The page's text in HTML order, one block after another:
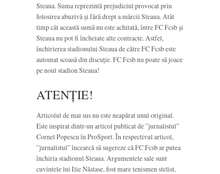
Steaua. Suma reprezintă prejudiciul provocat prin
folosirea abuzivă și fără drept a mărcii Steaua. Atât
timp cât această sumă nu este achitată, între FC Fcsb și
Steaua nu pot fi încheiate alte contracte. Astfel,
închirierea stadionului Steaua de către FC Fcsb este
automat scoasă din discuție. FC Fcsb nu poate să joace
pe noul stadion Steaua!
ATENȚIE!
Articolul de mai sus nu este neapărat unul original.
Este inspirat dintr-un articol publicat de ”jurnalistul”
Cornel Popescu în ProSport. În respectivul articol,
”jurnalistul” încearcă să sugereze că FC Fcsb ar putea
închiria stadionul Steaua. Argumentele sale sunt
cuvintele lui Ilie Năstase, fost mare tenismen stelist,